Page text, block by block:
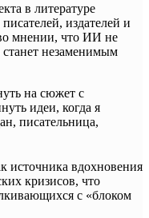
в литературе
издателей и
мнении, что ИИ не
станет незаменимым
на сюжет с
идеи, когда я
писательница,
источника вдохновения
кризисов, что
с «блоком